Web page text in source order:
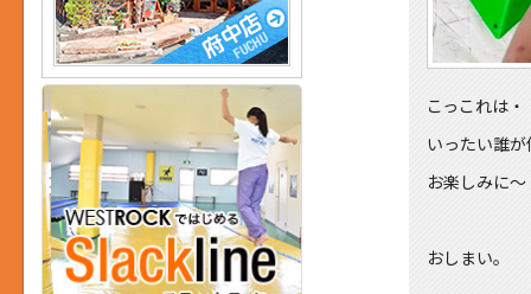
こっこれは
いったい誰
お楽しみに～
おしまい。